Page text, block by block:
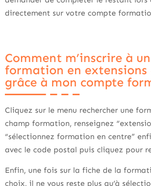
directement sur votre compte
Comment m’inscrire à
formation en extensions
grâce à mon compte
Cliquez sur le menu rechercher une
champ formation, renseignez
“sélectionnez formation en centre”
avec le code postal puis cliquez pour
Enfin, une fois sur la fiche de la
choix, il ne vous reste plus qu’à